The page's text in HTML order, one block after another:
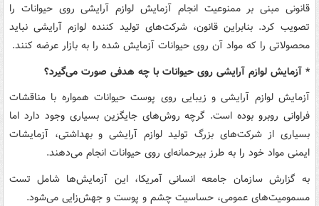
قانونی مبنی بر ممنوعیت انجام آزمایش لوازم آرایشی روی حیوانات را
تصویب کرد. بنابراین قانون، شرکت‌های تولید کننده لوازم آرایشی نباید
محصولاتی را که مواد آن روی حیوانات آزمایش شده را به بازار عرضه کنند.
* آزمایش لوازم آرایشی روی حیوانات با چه هدفی صورت می‌گیرد؟
آزمایش لوازم آرایشی و زیبایی روی پوست حیوانات همواره با مناقشات
فراوانی روبرو بوده است. گرچه روش‌های جایگزین بسیاری وجود دارد اما
بسیاری از شرکت‌های بزرگ تولید لوازم آرایشی و بهداشتی، آزمایشات
ایمنی مواد خود را به طرز بیرحمانه‌ای روی حیوانات انجام می‌دهند.
به گزارش سازمان جامعه انسانی آمریکا، این آزمایش‌ها شامل تست
مسمومیت‌های عمومی، حساسیت چشم و پوست و جهش‌زایی می‌شود.